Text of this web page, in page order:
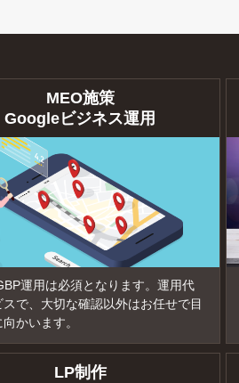
MEO施策
Googleビジネス運用
運用は必須となります。運用代
スで、大切な確認以外はお任せで目
かいます。
LP制作